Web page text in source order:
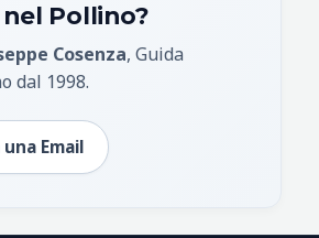
Pollino?
Cosenza, Guida
dal 1998.
Email